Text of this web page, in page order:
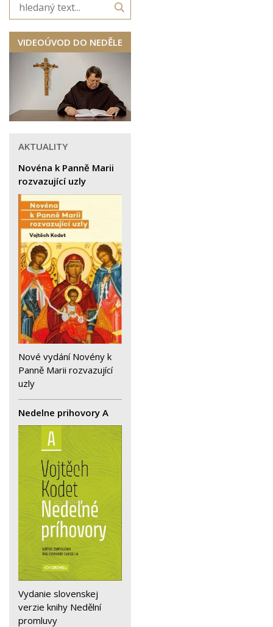
VIDEOÚVOD DO NEDĚLE
AKTUALITY
Novéna k Panně Marii
rozvazující uzly
Nové vydání Novény k
Panně Marii rozvazující
uzly
Nedelne prihovory A
Vydanie slovenskej
verzie knihy Nedělní
promluvy